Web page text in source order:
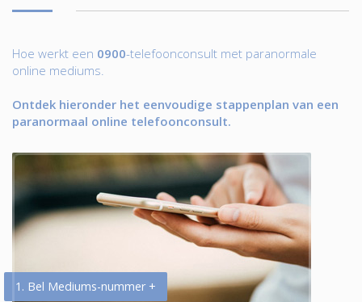
Hoe werkt een 0900-telefoonconsult met paranormale
online mediums.
Ontdek hieronder het eenvoudige stappenplan van een
paranormaal online telefoonconsult.
1. Bel Mediums-nummer +